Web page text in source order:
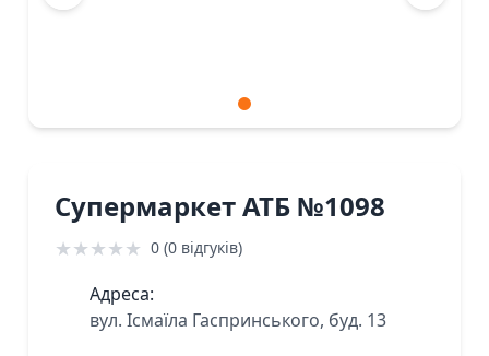
Супермаркет АТБ №1098
★★★★★ 0 (0 відгуків)
Адреса:
вул. Ісмаїла Гаспринського, буд. 13